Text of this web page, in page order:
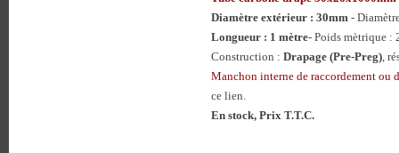
Diamètre extérieur : 30mm -
Longueur : 1 mètre- Poids mètrique :
Construction : Drapage (Pre-Preg),
Manchon interne de raccordement ou
ce lien.
En stock, Prix T.T.C.